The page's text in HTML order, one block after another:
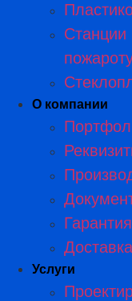
О компании
Гарантия
Услуги